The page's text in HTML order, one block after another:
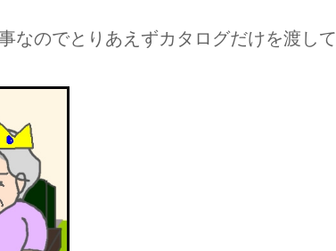
なのでとりあえずカタログだけを渡して